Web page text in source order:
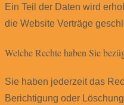
Ein Teil der Daten wird
die Website Verträge
Welche Rechte haben Sie
Sie haben jederzeit das
Berichtigung oder